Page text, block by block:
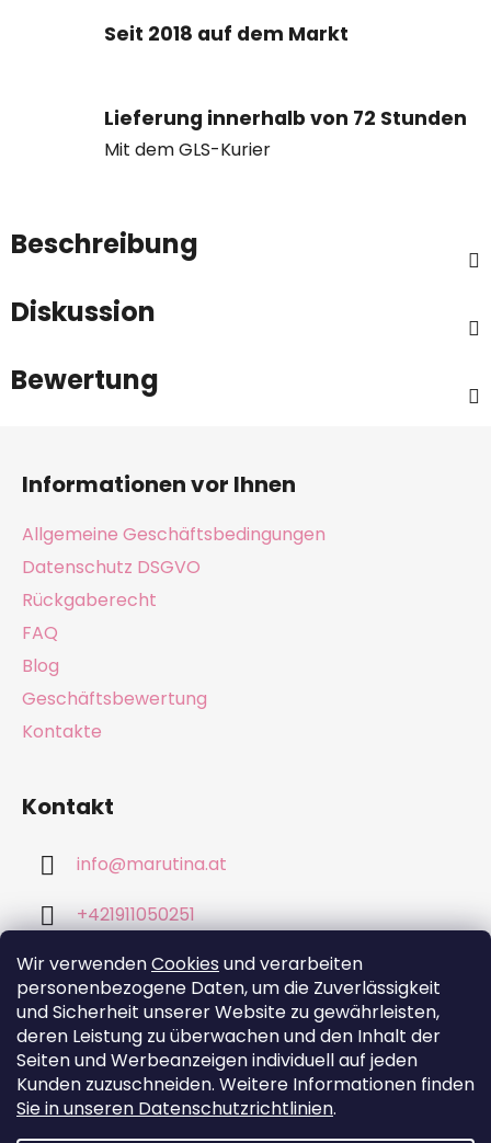
Wir verwendenCookies und verarbeiten
personenbezogene Daten, um die Zuverlässigkeit
und Sicherheit unserer Website zu gewährleisten,
deren Leistung zu überwachen und den Inhalt der
Seiten und Werbeanzeigen individuell auf jeden
Kunden zuzuschneiden. Weitere Informationen finden
Sie in unseren Datenschutzrichtlinien.
Seit 2018 auf dem Markt
Lieferung innerhalb von 72 Stunden
Mit dem GLS-Kurier
Beschreibung
Diskussion
Bewertung
Informationen vor Ihnen
Allgemeine Geschäftsbedingungen
Datenschutz DSGVO
Rückgaberecht
FAQ
Blog
Geschäftsbewertung
Kontakte
Kontakt
info@marutina.at
+421911050251
Wir akzeptieren online-Zahlungen